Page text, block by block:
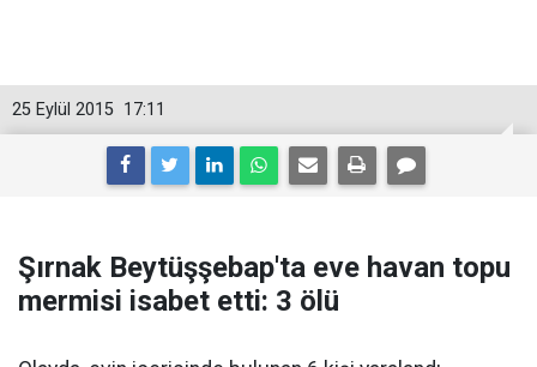
17:11
25 Eylül 2015
Şırnak Beytüşşebap'ta eve havan topu
mermisi isabet etti: 3 ölü